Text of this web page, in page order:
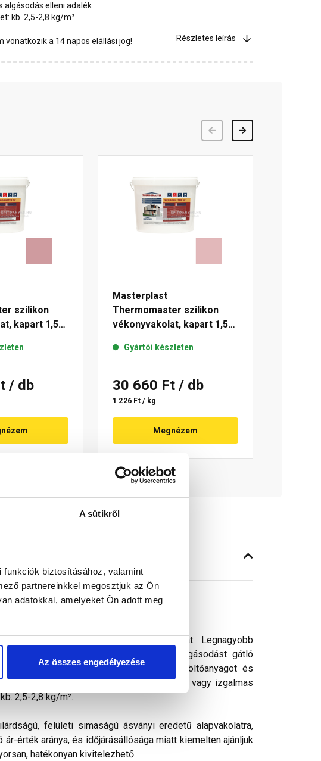
A sütikről
biztosításához, valamint
partnereinkkel megosztjuk az Ön
adatokkal, amelyeket Ön adott meg
Az összes engedélyezése
algásodás elleni adalék
kb. 2,5-2,8 kg/m²
vonatkozik a 14 napos elállási jog!
Részletes leírás
szilikon
kapart 1,5
/ db
Masterplast
Thermomaster szilikon
vékonyvakolat, kapart 1,5
Gyártói készleten
30 660 Ft / db
1 226 Ft / kg
Megnézem
el!
vékonyvakolat. vékonyvakolat. Legnagyobb
kedvelt színezővakolata. Algásodást gátló
időjárásálló pigmenteket, ásványi töltőanyagot és
ezáltal kellemes színharmónia vagy izgalmas
2,5-2,8 kg/m².
felületi simaságú ásványi eredetű alapvakolatra,
érték aránya, és időjárásállósága miatt kiemelten ajánljuk
hatékonyan kivitelezhető.